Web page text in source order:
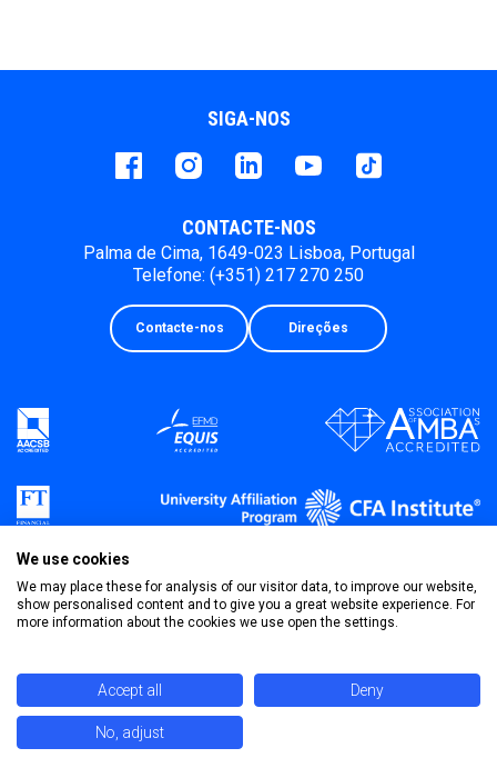
SIGA-NOS
FacebookinstagramLinkedInYoutube Tiktok
CONTACTE-NOS
Palma de Cima, 1649-023 Lisboa, Portugal
Telefone: (+351) 217 270 250
Contacte-nos Direções
Política de Privacidade Termos & Condições
©2026 Universidade Católica Portuguesa
We use cookies
We may place these for analysis of our visitor data, to improve our website,
show personalised content and to give you a great website experience. For
more information about the cookies we use open the settings.
Accept all Deny
No, adjust